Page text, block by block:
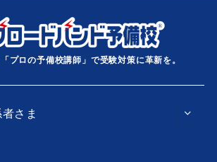
「プロの予備校講師」で受験対策に革新を。
さま